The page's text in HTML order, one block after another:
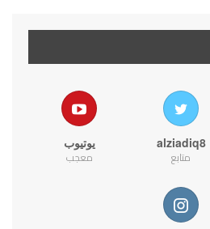
alziadiq8
متابع
يوتيوب
معجب